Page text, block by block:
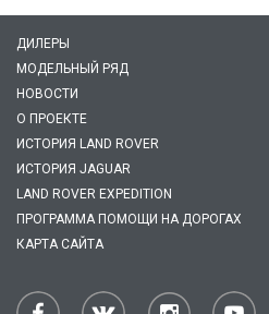
ДИЛЕРЫ
МОДЕЛЬНЫЙ РЯД
НОВОСТИ
О ПРОЕКТЕ
ИСТОРИЯ LAND ROVER
ИСТОРИЯ JAGUAR
LAND ROVER EXPEDITION
ПРОГРАММА ПОМОЩИ НА ДОРОГАХ
КАРТА САЙТА